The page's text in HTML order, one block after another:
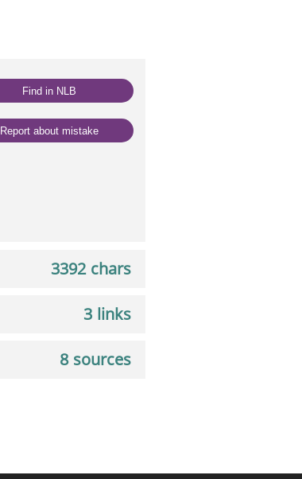
Find in NLB
Report about mistake
3392 chars
3 links
8 sources